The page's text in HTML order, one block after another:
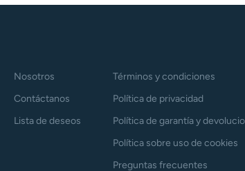
Nosotros
Contáctanos
Lista de deseos
Términos y condiciones
Política de privacidad
Política de garantía y
Política sobre uso de cookies
Preguntas frecuentes